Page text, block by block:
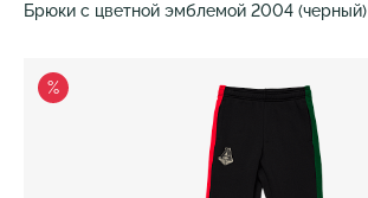
Брюки с цветной эмблемой 2004 (черный)
%